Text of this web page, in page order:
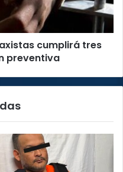
cumplirá tres
preventiva